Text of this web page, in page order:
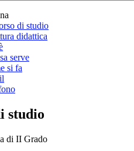
di studio
didattica
serve
si fa
studio
di II Grado